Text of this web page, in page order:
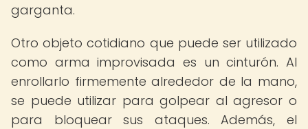
garganta.
Otro objeto cotidiano que puede ser utilizado
como arma improvisada es un cinturón. Al
enrollarlo firmemente alrededor de la mano,
se puede utilizar para golpear al agresor o
para bloquear sus ataques. Además, el